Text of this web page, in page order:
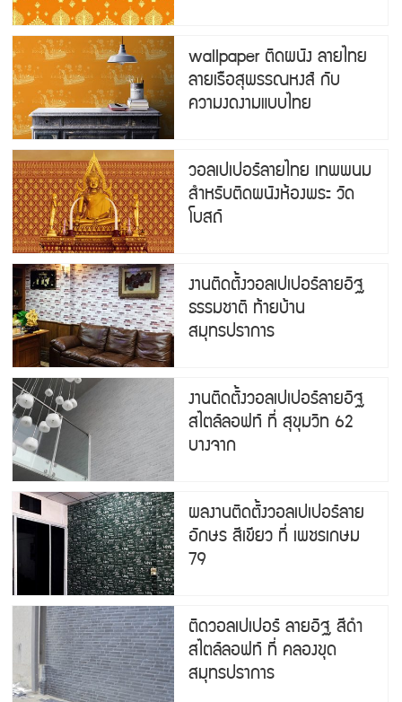
wallpaper ติดผนัง ลายไทย
ลายเรือสุพรรณหงส์ กับ
ความงดงามแบบไทย
วอลเปเปอร์ลายไทย เทพพนม
สำหรับติดผนังห้องพระ วัด
โบสถ์
งานติดตั้งวอลเปเปอร์ลายอิฐ
ธรรมชาติ ท้ายบ้าน
สมุทรปราการ
งานติดตั้งวอลเปเปอร์ลายอิฐ
สไตล์ลอฟท์ ที่ สุขุมวิท 62
บางจาก
ผลงานติดตั้งวอลเปเปอร์ลาย
อักษร สีเขียว ที่ เพชรเกษม
79
ติดวอลเปเปอร์ ลายอิฐ สีดำ
สไตล์ลอฟท์ ที่ คลองขุด
สมุทรปราการ